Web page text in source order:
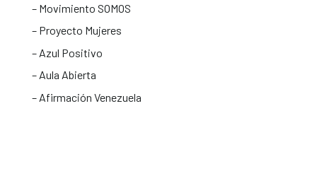
– Movimiento SOMOS
– Proyecto Mujeres
– Azul Positivo
– ⁠Aula Abierta
– ⁠Afirmación Venezuela